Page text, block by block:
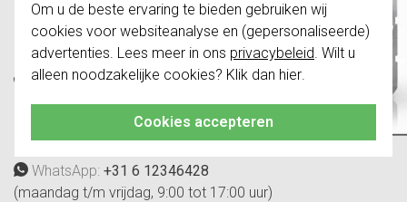
Om u de beste ervaring te bieden gebruiken wij
cookies voor websiteanalyse en (gepersonaliseerde)
advertenties. Lees meer in ons privacybeleid. Wilt u
alleen noodzakelijke cookies? Klik dan hier.
Cookies accepteren
onderdeel van Gira Giersiepen GmbH & Co.
KG.
Telefoon:088 28 29 300
(maandag t/m vrijdag, 09:00 tot 12:00 en
13:00 tot 17:00 uur)
WhatsApp: +31 6 12346428
(maandag t/m vrijdag, 9:00 tot 17:00 uur)
schakelwippen zijn vernieuwd. Ze zijn
niette combineren met de schakelaars
van vóór augustus 2024.
Klik hiervoor meer informatie, zodat je